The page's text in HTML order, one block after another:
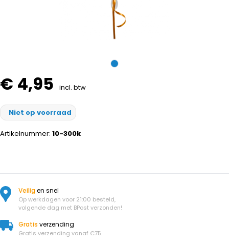
€ 4,95 incl. btw
Niet op voorraad
Artikelnummer: 10-300k
Veiligen snel
Op werkdagen voor 21:00 besteld,
volgende dag met BPost verzonden!
Gratis verzending
Gratis verzending vanaf €75.